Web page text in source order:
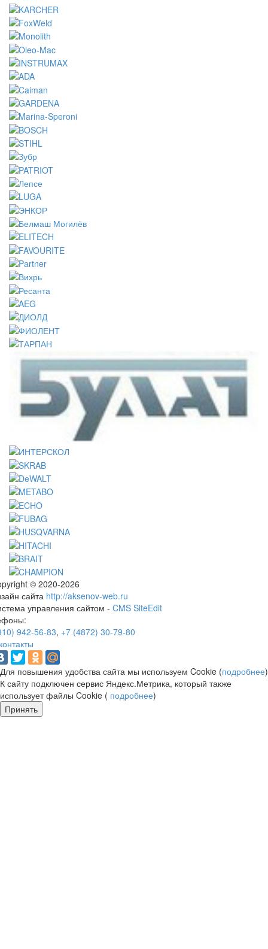
© 2020-2026
сайта http://aksenov-web.ru
управления сайтом - CMS SiteEdit
942-56-83, +7 (4872) 30-79-80
Для повышения удобства сайта мы используем Cookie (подробнее)
К сайту подключен сервис Яндекс.Метрика, который также
использует файлы Cookie ( подробнее)
Принять